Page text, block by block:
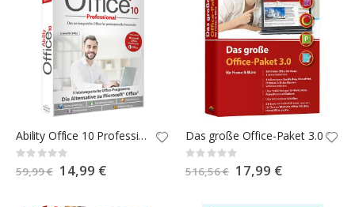
Ability Office 10 Professional
Rating:
0%
59,99 € Special
Price
14,99 €
Das große Office-Paket 3.0
Rating:
0%
516,56 € Special
Price
17,99 €